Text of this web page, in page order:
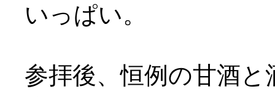
いっぱい。
参拝後、恒例の甘酒